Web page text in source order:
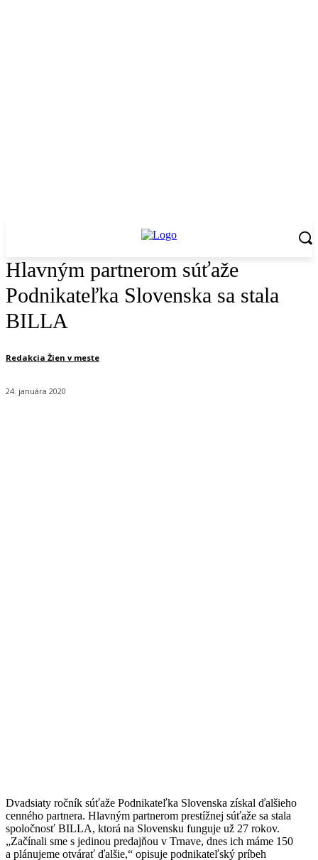
Hlavným partnerom súťaže
Podnikateľka Slovenska sa stala
BILLA
Redakcia Žien v meste
24. januára 2020
Dvadsiaty ročník súťaže Podnikateľka Slovenska získal ďalšieho
cenného partnera. Hlavným partnerom prestížnej súťaže sa stala
spoločnosť BILLA, ktorá na Slovensku funguje už 27 rokov.
„Začínali sme s jedinou predajňou v Trnave, dnes ich máme 150
a plánujeme otvárať ďalšie,“ opisuje podnikateľský príbeh